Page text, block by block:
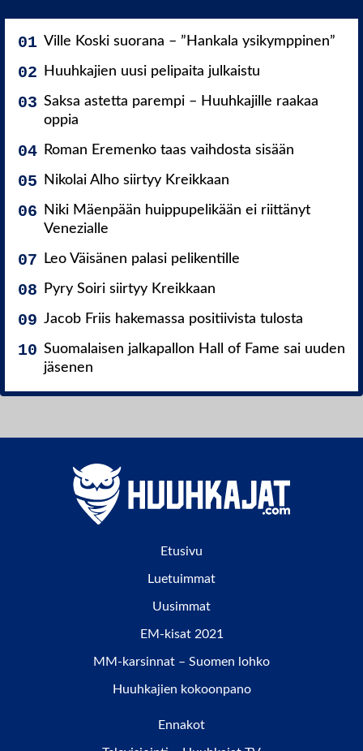
Ville Koski suorana – ”Hankala ysikymppinen”
Huuhkajien uusi pelipaita julkaistu
Saksa astetta parempi – Huuhkajille raakaa
oppia
Roman Eremenko taas vaihdosta sisään
Nikolai Alho siirtyy Kreikkaan
Niki Mäenpään huippupelikään ei riittänyt
Venezialle
Leo Väisänen palasi pelikentille
Pyry Soiri siirtyy Kreikkaan
Jacob Friis hakemassa positiivista tulosta
Suomalaisen jalkapallon Hall of Fame sai uuden
jäsenen
Etusivu
Luetuimmat
Uusimmat
EM-kisat 2021
MM-karsinnat – Suomen lohko
Huuhkajien kokoonpano
Ennakot